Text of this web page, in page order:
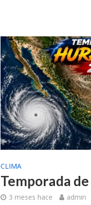
CLIMA
Temporada
3 meses hace admin